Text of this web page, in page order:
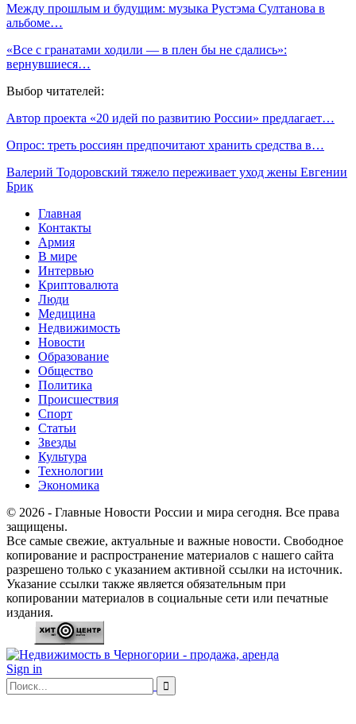
Между прошлым и будущим: музыка Рустэма Султанова в
альбоме…
«Все с гранатами ходили — в плен бы не сдались»:
вернувшиеся…
Выбор читателей:
Автор проекта «20 идей по развитию России» предлагает…
Опрос: треть россиян предпочитают хранить средства в…
Валерий Тодоровский тяжело переживает уход жены Евгении
Брик
Главная
Контакты
Армия
В мире
Интервью
Криптовалюта
Люди
Медицина
Недвижимость
Новости
Образование
Общество
Политика
Происшествия
Спорт
Статьи
Звезды
Культура
Технологии
Экономика
© 2026 - Главные Новости России и мира сегодня. Все права
защищены.
Все самые свежие, актуальные и важные новости. Свободное
копирование и распространение материалов с нашего сайта
разрешено только с указанием активной ссылки на источник.
Указание ссылки также является обязательным при
копировании материалов в социальные сети или печатные
издания.
Sign in